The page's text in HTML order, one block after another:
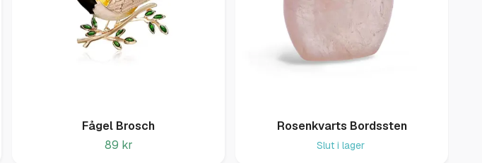
Fågel Brosch
89 kr
Rosenkvarts Bordssten
Slut i lager